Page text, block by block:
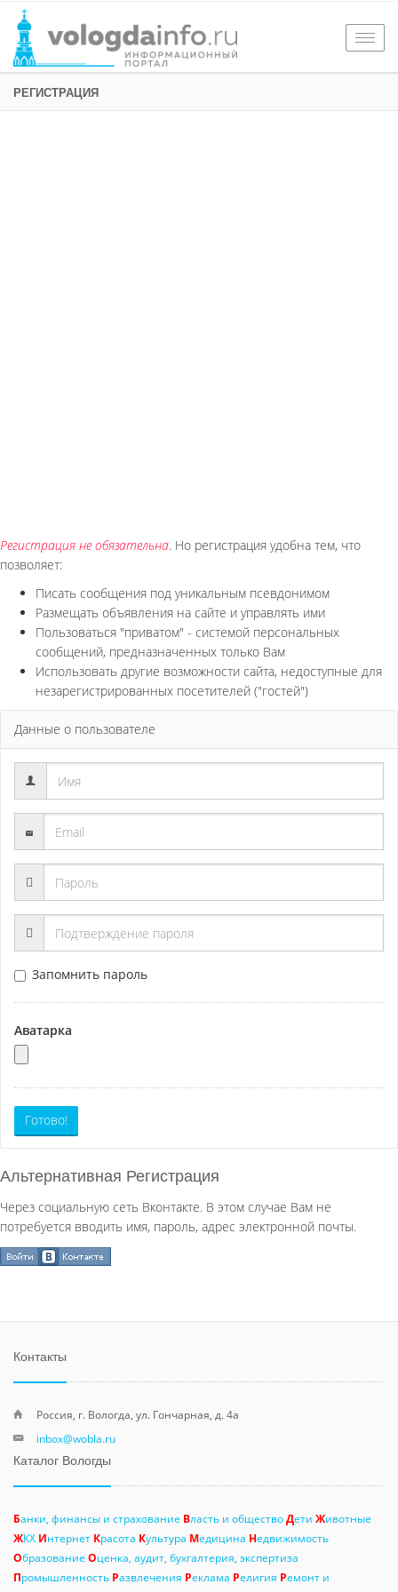
РЕГИСТРАЦИЯ
Регистрация не обязательна. Но регистрация удобна тем, что
позволяет:
Писать сообщения под уникальным псевдонимом
Размещать объявления на сайте и управлять ими
Пользоваться "приватом" - системой персональных
сообщений, предназначенных только Вам
Использовать другие возможности сайта, недоступные для
незарегистрированных посетителей ("гостей")
Данные о пользователе
Запомнить пароль
Аватарка
Готово!
Альтернативная Регистрация
Через социальную сеть Вконтакте. В этом случае Вам не
потребуется вводить имя, пароль, адрес электронной почты.
Контакты
Россия, г. Вологда, ул. Гончарная, д. 4а
inbox@wobla.ru
Каталог Вологды
Банки, финансы и страхование Власть и обществоДети Животные
ЖКХ Интернет Красота Культура Медицина Недвижимость
Образование Оценка, аудит, бухгалтерия, экспертиза
Промышленность Развлечения Реклама Религия Ремонт и